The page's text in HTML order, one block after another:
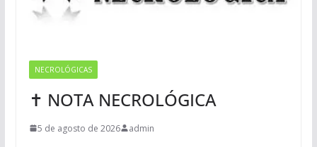
NECROLÓGICAS
✝ NOTA NECROLÓGICA
5 de agosto de 2026 admin